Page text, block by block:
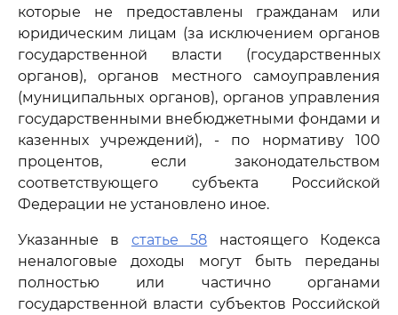
которые не предоставлены гражданам или
юридическим лицам (за исключением органов
государственной власти (государственных
органов), органов местного самоуправления
(муниципальных органов), органов управления
государственными внебюджетными фондами и
казенных учреждений), - по нормативу 100
процентов, если законодательством
соответствующего субъекта Российской
Федерации не установлено иное.
Указанные в статье 58 настоящего Кодекса
неналоговые доходы могут быть переданы
полностью или частично органами
государственной власти субъектов Российской